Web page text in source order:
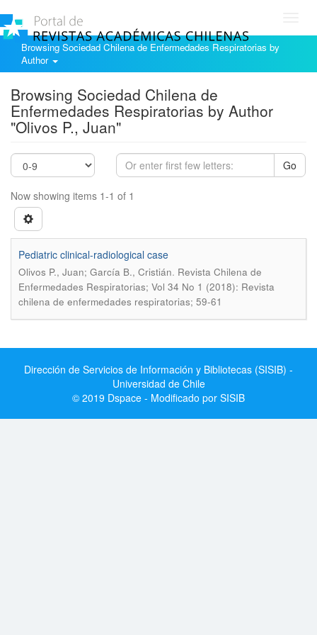
Browsing Sociedad Chilena de Enfermedades Respiratorias by
Author
Browsing Sociedad Chilena de
Enfermedades Respiratorias by Author
"Olivos P., Juan"
Go
Now showing items 1-1 of 1
Pediatric clinical-radiological case
Olivos P., Juan; García B., Cristián. Revista Chilena de
Enfermedades Respiratorias; Vol 34 No 1 (2018): Revista
chilena de enfermedades respiratorias; 59-61
Dirección de Servicios de Información y Bibliotecas (SISIB) -
Universidad de Chile
© 2019 Dspace - Modificado por SISIB